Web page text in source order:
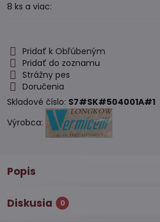
8 ks a viac:
Pridať k Obľúbeným
Pridať do zoznamu
Strážny pes
Doručenia
Skladové číslo: S7#SK#504001A#1
Výrobca:
Popis
Diskusia 0